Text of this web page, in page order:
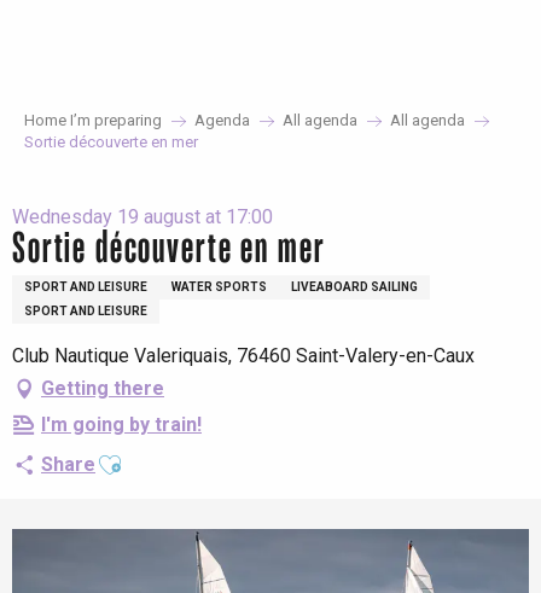
Home I’m preparing Agenda All agenda
All agenda
Sortie découverte en mer
Wednesday 19 august at 17:00
Sortie découverte en mer
SPORT AND LEISURE WATER SPORTS
LIVEABOARD SAILING
SPORT AND LEISURE
Club Nautique Valeriquais, 76460 Saint-Valery-en-Caux
Getting there
I'm going by train!
Share Ajouter aux favoris